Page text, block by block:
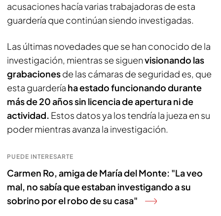
acusaciones hacía varias trabajadoras de esta
guardería que continúan siendo investigadas.
Las últimas novedades que se han conocido de la
investigación, mientras se siguenvisionando las
grabacionesde las cámaras de seguridad es, que
esta guardería ha estado funcionando durante
más de 20 años sin licencia de apertura ni de
actividad. Estos datos ya los tendría la jueza en su
poder mientras avanza la investigación.
PUEDE INTERESARTE
Carmen Ro, amiga de María del Monte: "La veo
mal, no sabía que estaban investigando a su
sobrino por el robo de su casa"